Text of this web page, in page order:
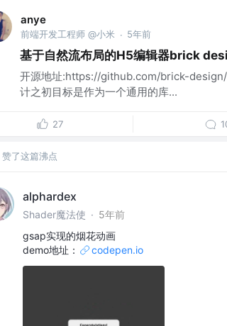
anye
前端开发工程师 @小米 · 5年前
基于自然流布局的H5编辑器brick
开源地址:https://github.com/brick-
计之初目标是作为一个通用的库...
27
赞了这篇沸点
alphardex
Shader魔法使 · 5年前
gsap实现的烟花动画
demo地址：
codepen.io